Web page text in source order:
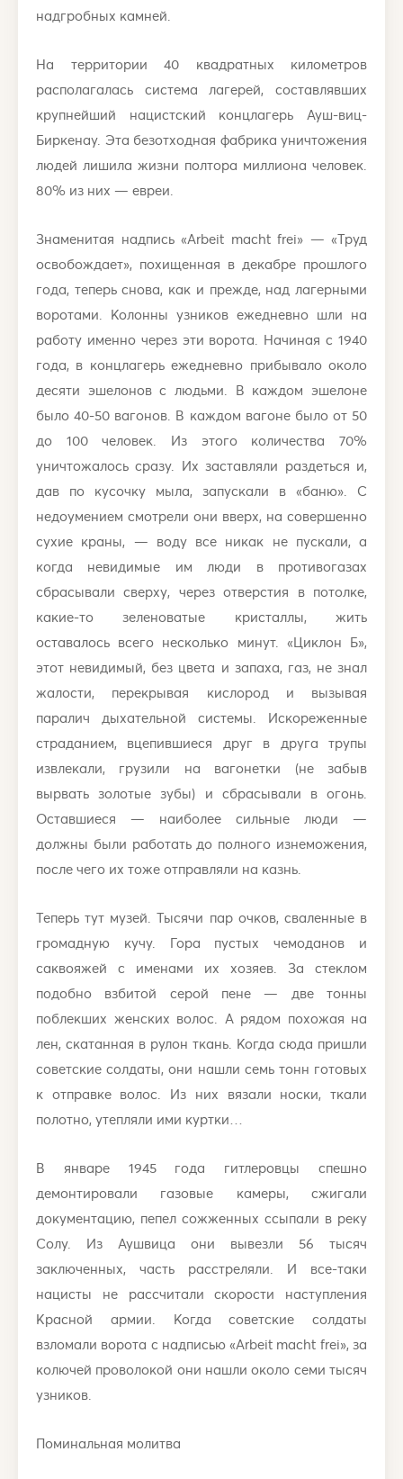
надгробных камней.
На территории 40 квадратных километров
располагалась система лагерей, составлявших
крупнейший нацистский концлагерь Ауш-виц-
Биркенау. Эта безотходная фабрика уничтожения
людей лишила жизни полтора миллиона человек.
80% из них — евреи.
Знаменитая надпись «Arbeit macht frei» — «Труд
освобождает», похищенная в декабре прошлого
года, теперь снова, как и прежде, над лагерными
воротами. Колонны узников ежедневно шли на
работу именно через эти ворота. Начиная с 1940
года, в концлагерь ежедневно прибывало около
десяти эшелонов с людьми. В каждом эшелоне
было 40-50 вагонов. В каждом вагоне было от 50
до 100 человек. Из этого количества 70%
уничтожалось сразу. Их заставляли раздеться и,
дав по кусочку мыла, запускали в «баню». С
недоумением смотрели они вверх, на совершенно
сухие краны, — воду все никак не пускали, а
когда невидимые им люди в противогазах
сбрасывали сверху, через отверстия в потолке,
какие-то зеленоватые кристаллы, жить
оставалось всего несколько минут. «Циклон Б»,
этот невидимый, без цвета и запаха, газ, не знал
жалости, перекрывая кислород и вызывая
паралич дыхательной системы. Искореженные
страданием, вцепившиеся друг в друга трупы
извлекали, грузили на вагонетки (не забыв
вырвать золотые зубы) и сбрасывали в огонь.
Оставшиеся — наиболее сильные люди —
должны были работать до полного изнеможения,
после чего их тоже отправляли на казнь.
Теперь тут музей. Тысячи пар очков, сваленные в
громадную кучу. Гора пустых чемоданов и
саквояжей с именами их хозяев. За стеклом
подобно взбитой серой пене — две тонны
поблекших женских волос. А рядом похожая на
лен, скатанная в рулон ткань. Когда сюда пришли
советские солдаты, они нашли семь тонн готовых
к отправке волос. Из них вязали носки, ткали
полотно, утепляли ими куртки…
В январе 1945 года гитлеровцы спешно
демонтировали газовые камеры, сжигали
документацию, пепел сожженных ссыпали в реку
Солу. Из Аушвица они вывезли 56 тысяч
заключенных, часть расстреляли. И все-таки
нацисты не рассчитали скорости наступления
Красной армии. Когда советские солдаты
взломали ворота с надписью «Аrbeit macht frei», за
колючей проволокой они нашли около семи тысяч
узников.
Поминальная молитва